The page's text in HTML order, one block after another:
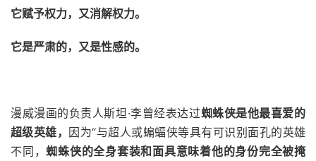
它赋予权力，又消解权力。
它是严肃的，又是性感的。
漫威漫画的负责人斯坦·李曾经表达过蜘蛛侠是他最喜爱的
超级英雄， 因为“与超人或蝙蝠侠等具有可识别面孔的英雄
不同，蜘蛛侠的全身套装和面具意味着他的身份完全被掩